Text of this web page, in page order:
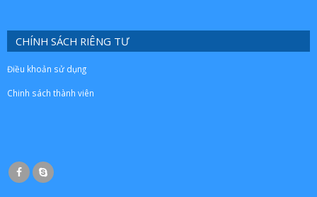
CHÍNH SÁCH RIÊNG TƯ
Điều khoản sử dụng
Chinh sách thành viên